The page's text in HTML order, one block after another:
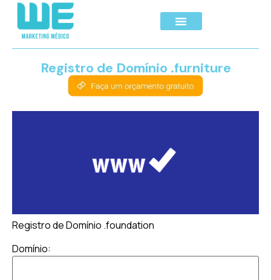
Registro de Domínio .furniture
Registro de Domínio .foundation
Domínio: